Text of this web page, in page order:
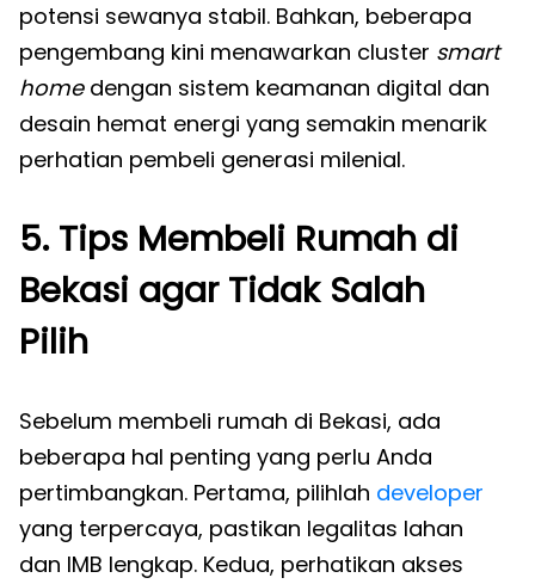
potensi sewanya stabil. Bahkan, beberapa
pengembang kini menawarkan cluster smart
home dengan sistem keamanan digital dan
desain hemat energi yang semakin menarik
perhatian pembeli generasi milenial.
5. Tips Membeli Rumah di
Bekasi agar Tidak Salah
Pilih
Sebelum membeli rumah di Bekasi, ada
beberapa hal penting yang perlu Anda
pertimbangkan. Pertama, pilihlah developer
yang terpercaya, pastikan legalitas lahan
dan IMB lengkap. Kedua, perhatikan akses